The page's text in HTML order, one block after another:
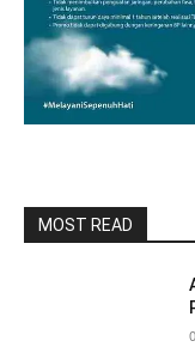
MOST READ